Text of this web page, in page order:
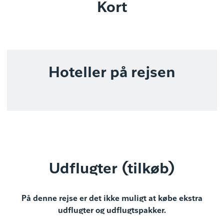
Kort
Hoteller på rejsen
Udflugter (tilkøb)
På denne rejse er det ikke muligt at købe ekstra
udflugter og udflugtspakker.